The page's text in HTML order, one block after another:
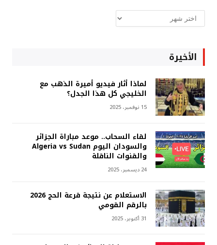
ارشيف
غربة
الأخيرة
لماذا أثار فيديو أميرة الذهب مع
الخليجي كل هذا الجدل؟
15 نوفمبر، 2025
لقاء السحاب.. موعد مباراة الجزائر
والسودان اليوم Algeria vs Sudan
والقنوات الناقلة
24 ديسمبر، 2025
الاستعلام عن نتيجة قرعة الحج 2026
بالرقم القومي
31 أكتوبر، 2025